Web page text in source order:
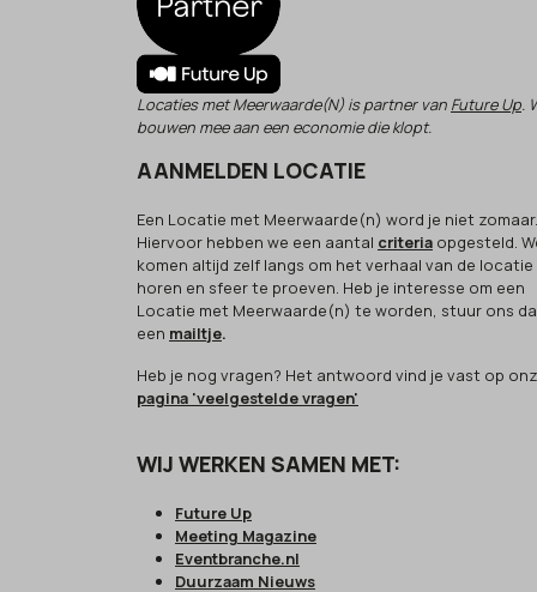
Locaties met Meerwaarde(N) is partner van Future Up.
bouwen mee aan een economie die klopt.
AANMELDEN LOCATIE
Een Locatie met Meerwaarde(n) word je niet zomaar.
Hiervoor hebben we een aantal criteria opgesteld.
komen altijd zelf langs om het verhaal van de
horen en sfeer te proeven. Heb je interesse om een
Locatie met Meerwaarde(n) te worden, stuur ons
een mailtje.
Heb je nog vragen? Het antwoord vind je vast op
pagina 'veelgestelde vragen'
WIJ WERKEN SAMEN MET:
Future Up
Meeting Magazine
Eventbranche.nl
Duurzaam Nieuws